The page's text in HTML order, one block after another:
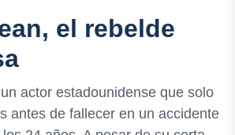
el rebelde
actor estadounidense que solo
antes de fallecer en un accidente